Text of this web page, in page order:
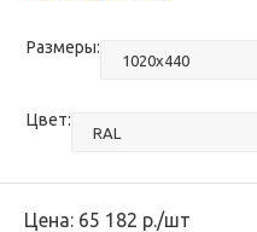
Размеры:
Цвет:
Цена: 65 182 р./шт